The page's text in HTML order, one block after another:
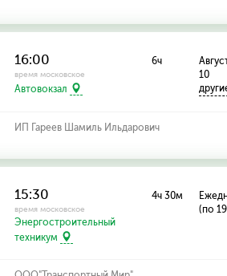
16:00
время московское
Автовокзал
6ч
10
ИП Гареев Шамиль Ильдарович
15:30
время московское
Энергостроительный
техникум
4ч 30м
(по